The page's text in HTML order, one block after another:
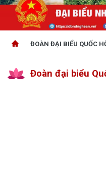
ĐOÀN ĐẠI BIỂU QUỐC
Đoàn đại biểu